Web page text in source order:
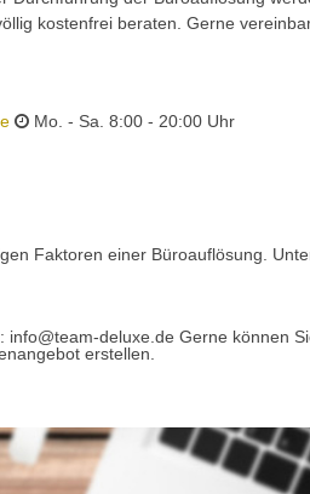
kostenfrei beraten. Gerne
Mo. - Sa. 8:00 - 20:00 Uhr
Faktoren einer Büroauflösung.
deluxe.de Gerne können
erstellen.